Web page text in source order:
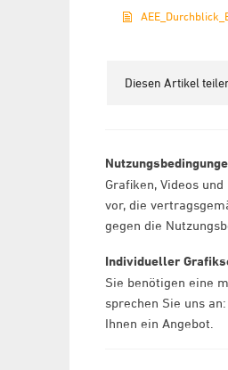
Diesen Artikel
Grafiken, Videos
vor, die
gegen die
Individueller
Sie benötigen eine
sprechen Sie uns an:
Ihnen ein Angebot.